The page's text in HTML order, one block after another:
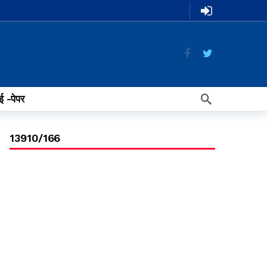
-पेपर
13910/166